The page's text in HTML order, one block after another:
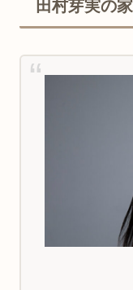
田村芽実の